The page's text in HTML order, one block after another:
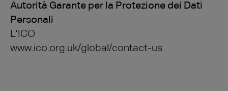
Autorità Garante per la Protezione dei Dati
Personali
L’ICO
www.ico.org.uk/global/contact-us